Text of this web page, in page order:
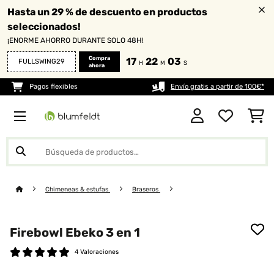
Hasta un 29 % de descuento en productos
seleccionados!
¡ENORME AHORRO DURANTE SOLO 48H!
FULLSWING29
Compra
ahora
17 H 22 M 01 S
Pagos flexibles Envío gratis a partir de 100€*
Chimeneas & estufas Braseros
Firebowl Ebeko 3 en 1
4 Valoraciones